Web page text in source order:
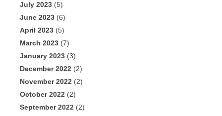
July 2023 (5)
June 2023 (6)
April 2023 (5)
March 2023 (7)
January 2023 (3)
December 2022 (2)
November 2022 (2)
October 2022 (2)
September 2022 (2)